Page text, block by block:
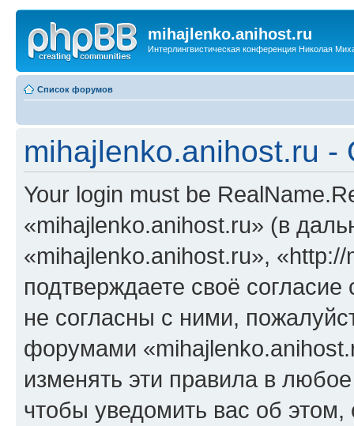
mihajlenko.anihost.ru
Интерлингвистическая конференция Николая
Список форумов
mihajlenko.anihost.ru
Your login must be
«mihajlenko.anihost.ru» (в
«mihajlenko.anihost.ru»,
подтверждаете своё
не согласны с ними,
форумами
изменять эти правила в
чтобы уведомить вас об